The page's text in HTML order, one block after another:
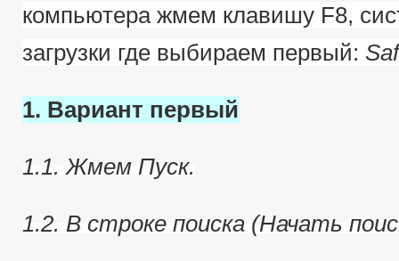
компьютера жмем клавишу F8,
загрузки где выбираем первый:
1. Вариант первый
1.1. Жмем Пуск.
1.2. В строке поиска (Начать